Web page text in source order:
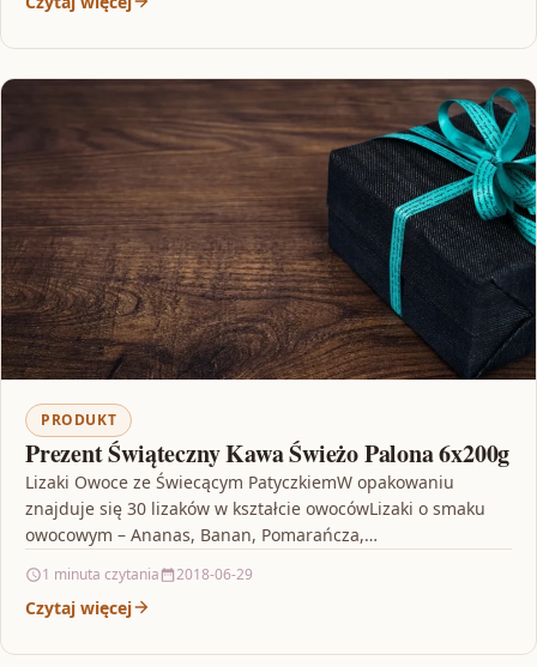
PRODUKT
Prezent Świąteczny Kawa Świeżo Palona 6x200g
Lizaki Owoce ze Świecącym PatyczkiemW opakowaniu
znajduje się 30 lizaków w kształcie owocówLizaki o smaku
owocowym – Ananas, Banan, Pomarańcza,
1 minuta czytania 2018-06-29
Czytaj więcej